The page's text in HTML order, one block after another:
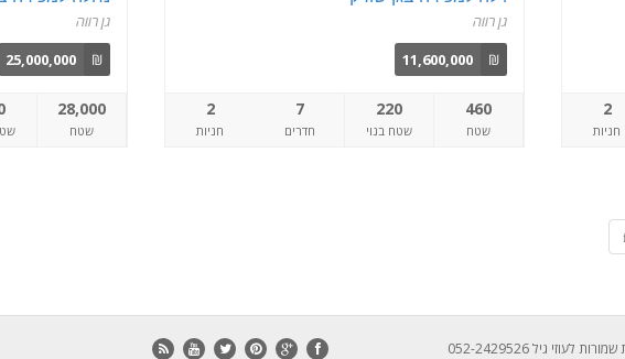
גן רווה
₪
25,000,000
28,000
שטח
גן רווה
₪
11,600,000
460
שטח
220
שטח בנוי
7
חדרים
2
חניות
2
חניות